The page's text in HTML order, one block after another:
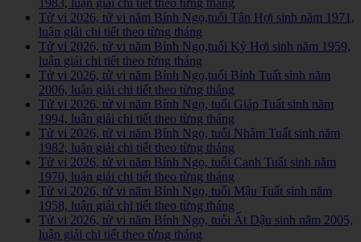
Tử vi 2026, tử vi năm Bính Ngọ,tuổi Tân Hợi sinh năm 1971,
luận giải chi tiết theo từng tháng
Tử vi 2026, tử vi năm Bính Ngọ,tuổi Kỷ Hợi sinh năm 1959,
luận giải chi tiết theo từng tháng
Tử vi 2026, tử vi năm Bính Ngọ,tuổi Bính Tuất sinh năm
2006, luận giải chi tiết theo từng tháng
Tử vi 2026, tử vi năm Bính Ngọ, tuổi Giáp Tuất sinh năm
1994, luận giải chi tiết theo từng tháng
Tử vi 2026, tử vi năm Bính Ngọ, tuổi Nhâm Tuất sinh năm
1982, luận giải chi tiết theo từng tháng
Tử vi 2026, tử vi năm Bính Ngọ, tuổi Canh Tuất sinh năm
1970, luận giải chi tiết theo từng tháng
Tử vi 2026, tử vi năm Bính Ngọ, tuổi Mậu Tuất sinh năm
1958, luận giải chi tiết theo từng tháng
Tử vi 2026, tử vi năm Bính Ngọ, tuổi Ất Dậu sinh năm 2005,
luận giải chi tiết theo từng tháng